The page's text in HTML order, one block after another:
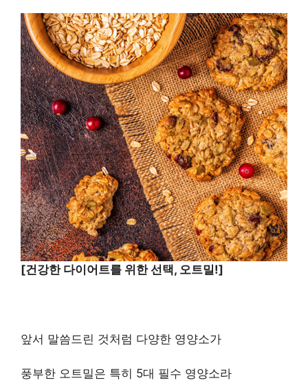
[건강한 다이어트를 위한 선택, 오트밀!]
앞서 말씀드린 것처럼 다양한 영양소가
풍부한 오트밀은 특히 5대 필수 영양소라